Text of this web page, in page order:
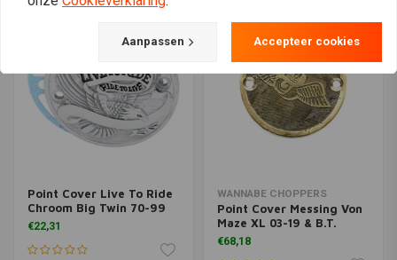
Point Cover Live To Ride
Chroom Big Twin 70-99
€22,31
WANNABE CHOPPERS
Point Cover Messing Von
Maze XL 03-19 & B.T.
€68,18
Aanpassen Accepteer cookies